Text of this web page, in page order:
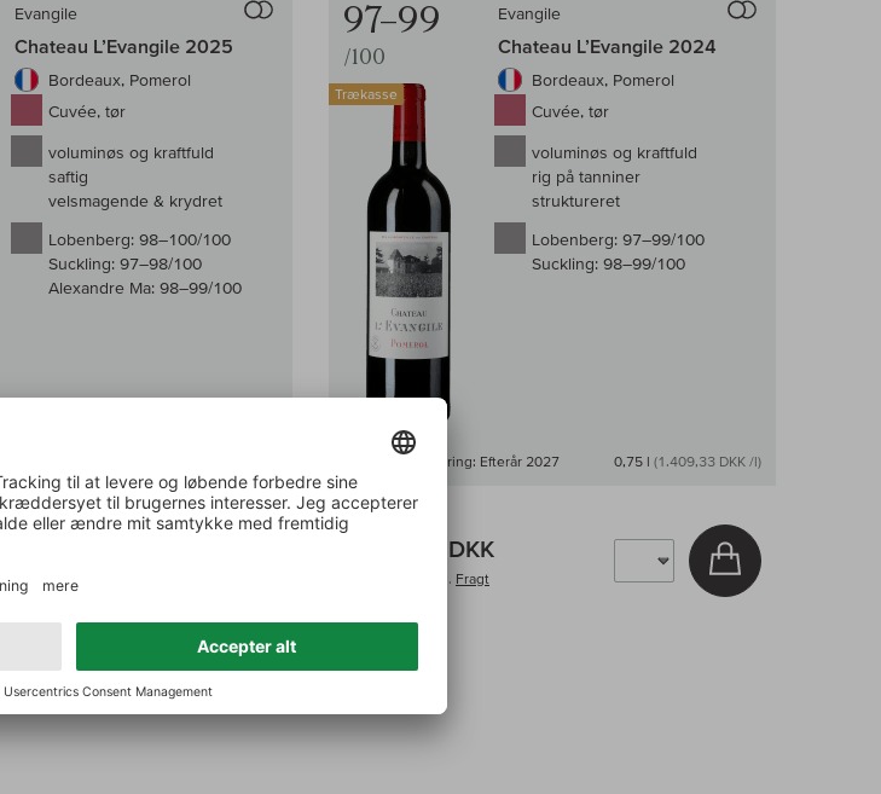
Evangile
Chateau L’Evangile 2025
Bordeaux, Pomerol
Cuvée, tør
voluminøs og kraftfuld
saftig
velsmagende & krydret
Lobenberg: 98–100/100
Suckling: 97–98/100
Alexandre Ma: 98–99/100
97–99
/100
Trækasse
Evangile
Chateau L’Evangile 2024
Bordeaux, Pomerol
Cuvée, tør
voluminøs og kraftfuld
rig på tanniner
struktureret
Lobenberg: 97–99/100
Suckling: 98–99/100
Førende levering: Efterår 2027 0,75 l (1.409,33 DKK /l)
Subskription
1.057,00 DKK
inkl. moms, Plus. Fragt
Læg i kurv